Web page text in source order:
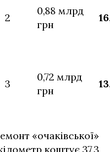
2
0,88 млрд
грн
3
0,72 млрд
грн
«очаківської»
коштує 37,3